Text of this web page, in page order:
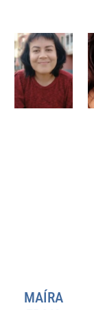
MAÍRA